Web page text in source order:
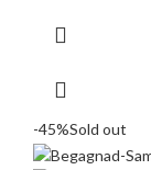
-45%Sold out